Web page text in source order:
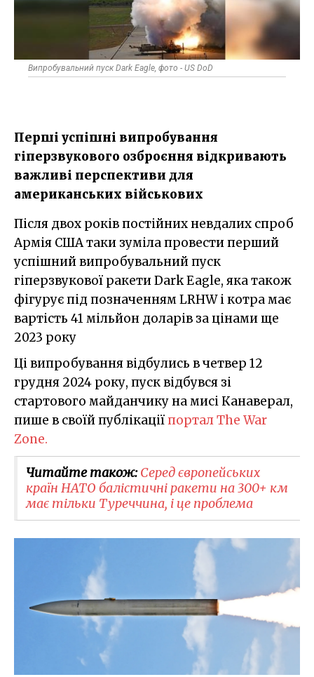
Випробувальний пуск Dark Eagle, фото - US DoD
Перші успішні випробування
гіперзвукового озброєння відкривають
важливі перспективи для
американських військових
Після двох років постійних невдалих спроб
Армія США таки зуміла провести перший
успішний випробувальний пуск
гіперзвукової ракети Dark Eagle, яка також
фігурує під позначенням LRHW і котра має
вартість 41 мільйон доларів за цінами ще
2023 року
Ці випробування відбулись в четвер 12
грудня 2024 року, пуск відбувся зі
стартового майданчику на мисі Канаверал,
пише в своїй публікаціїпортал The War
Zone.
Читайте також:Серед європейських
країн НАТО балістичні ракети на 300+ км
має тільки Туреччина, і це проблема